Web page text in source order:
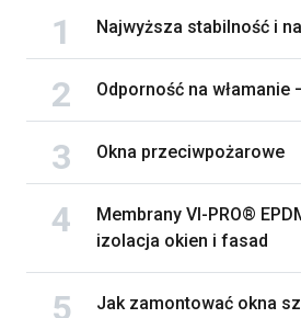
Najwyższa stabilność i
Odporność na włamanie
Okna przeciwpożarowe
Membrany VI-PRO®
izolacja okien i fasad
Jak zamontować okna